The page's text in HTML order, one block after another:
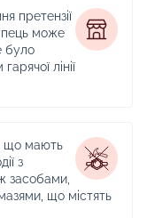
претензії
може
було
лінії
що мають
з
засобами,
що містять